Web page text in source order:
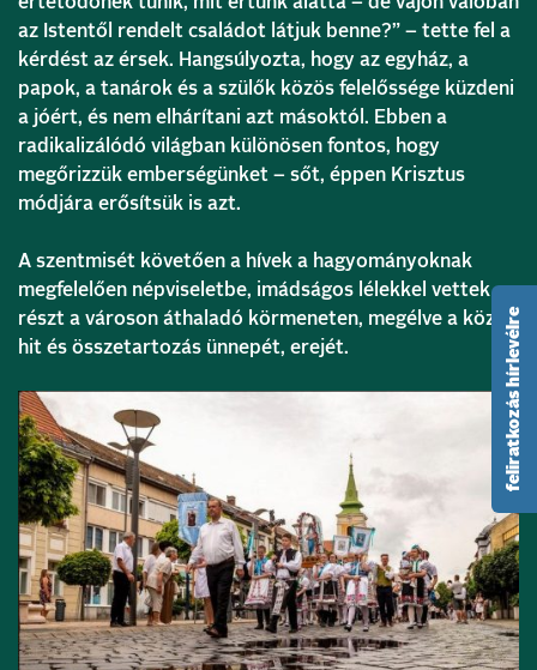
az Istentől rendelt családot látjuk benne?” – tette fel a
kérdést az érsek. Hangsúlyozta, hogy az egyház, a
papok, a tanárok és a szülők közös felelőssége küzdeni
a jóért, és nem elhárítani azt másoktól. Ebben a
radikalizálódó világban különösen fontos, hogy
megőrizzük emberségünket – sőt, éppen Krisztus
módjára erősítsük is azt.
A szentmisét követően a hívek a hagyományoknak
megfelelően népviseletbe, imádságos lélekkel vettek
részt a városon áthaladó körmeneten, megélve a közös
hit és összetartozás ünnepét, erejét.
feliratkozás hírlevélre